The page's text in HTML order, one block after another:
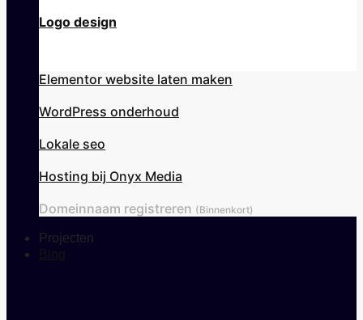
Logo design
Elementor website laten maken
WordPress onderhoud
Lokale seo
Hosting bij Onyx Media
Domeinnaam registreren (Binnenkort)
Projecten